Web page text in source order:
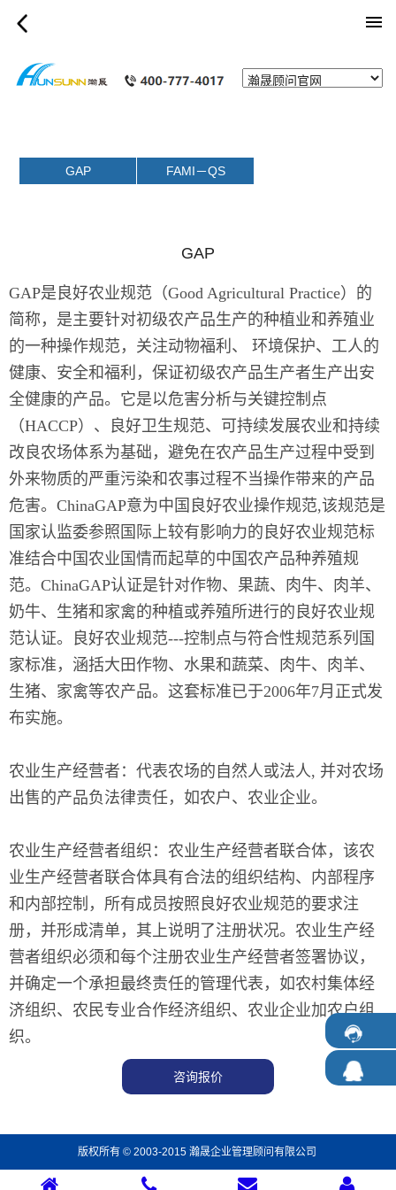
GAP FAMI－QS
GAP
GAP是良好农业规范（Good Agricultural Practice）的
简称，是主要针对初级农产品生产的种植业和养殖业
的一种操作规范，关注动物福利、 环境保护、工人的
健康、安全和福利，保证初级农产品生产者生产出安
全健康的产品。它是以危害分析与关键控制点
（HACCP）、良好卫生规范、可持续发展农业和持续
改良农场体系为基础，避免在农产品生产过程中受到
外来物质的严重污染和农事过程不当操作带来的产品
危害。ChinaGAP意为中国良好农业操作规范,该规范是
国家认监委参照国际上较有影响力的良好农业规范标
准结合中国农业国情而起草的中国农产品种养殖规
范。ChinaGAP认证是针对作物、果蔬、肉牛、肉羊、
奶牛、生猪和家禽的种植或养殖所进行的良好农业规
范认证。良好农业规范---控制点与符合性规范系列国
家标准，涵括大田作物、水果和蔬菜、肉牛、肉羊、
生猪、家禽等农产品。这套标准已于2006年7月正式发
布实施。
农业生产经营者：代表农场的自然人或法人, 并对农场
出售的产品负法律责任，如农户、农业企业。
农业生产经营者组织：农业生产经营者联合体，该农
业生产经营者联合体具有合法的组织结构、内部程序
和内部控制，所有成员按照良好农业规范的要求注
册，并形成清单，其上说明了注册状况。农业生产经
营者组织必须和每个注册农业生产经营者签署协议，
并确定一个承担最终责任的管理代表，如农村集体经
济组织、农民专业合作经济组织、农业企业加农户组
织。
咨询报价
版权所有 © 2003-2015 瀚晟企业管理顾问有限公司